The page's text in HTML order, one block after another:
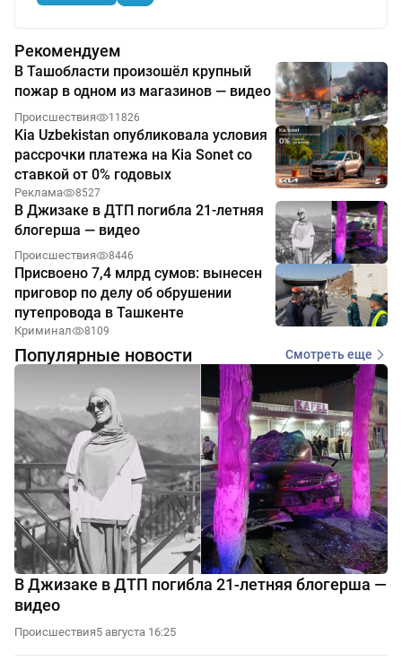
Рекомендуем
В Ташобласти произошёл крупный
пожар в одном из магазинов — видео
Происшествия 11826
Kia Uzbekistan опубликовала условия
рассрочки платежа на Kia Sonet со
ставкой от 0% годовых
Реклама 8527
В Джизаке в ДТП погибла 21-летняя
блогерша — видео
Происшествия 8446
Присвоено 7,4 млрд сумов: вынесен
приговор по делу об обрушении
путепровода в Ташкенте
Криминал 8109
Популярные новости Смотреть еще
В Джизаке в ДТП погибла 21-летняя блогерша —
видео
Происшествия5 августа 16:25